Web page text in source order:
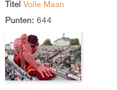
Titel Volle Maan
Punten: 644